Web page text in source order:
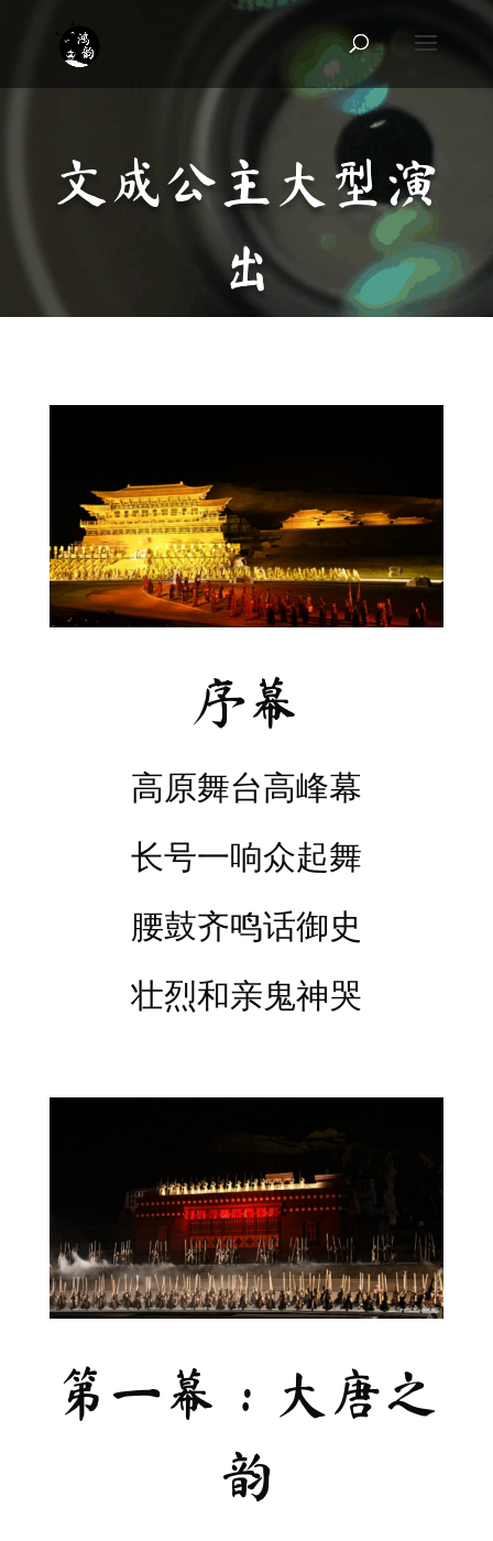
文成公主大型演
出
序幕
高原舞台高峰幕
长号一响众起舞
腰鼓齐鸣话御史
壮烈和亲鬼神哭
第一幕：大唐之
韵